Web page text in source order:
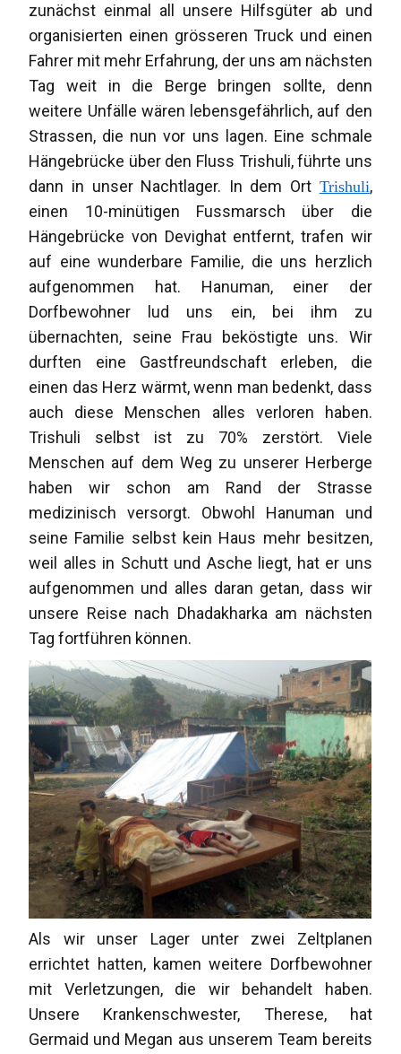
zunächst einmal all unsere Hilfsgüter ab und
organisierten einen grösseren Truck und einen
Fahrer mit mehr Erfahrung, der uns am nächsten
Tag weit in die Berge bringen sollte, denn
weitere Unfälle wären lebensgefährlich, auf den
Strassen, die nun vor uns lagen. Eine schmale
Hängebrücke über den Fluss Trishuli, führte uns
dann in unser Nachtlager. In dem Ort Trishuli,
einen 10-minütigen Fussmarsch über die
Hängebrücke von Devighat entfernt, trafen wir
auf eine wunderbare Familie, die uns herzlich
aufgenommen hat. Hanuman, einer der
Dorfbewohner lud uns ein, bei ihm zu
übernachten, seine Frau beköstigte uns. Wir
durften eine Gastfreundschaft erleben, die
einen das Herz wärmt, wenn man bedenkt, dass
auch diese Menschen alles verloren haben.
Trishuli selbst ist zu 70% zerstört. Viele
Menschen auf dem Weg zu unserer Herberge
haben wir schon am Rand der Strasse
medizinisch versorgt. Obwohl Hanuman und
seine Familie selbst kein Haus mehr besitzen,
weil alles in Schutt und Asche liegt, hat er uns
aufgenommen und alles daran getan, dass wir
unsere Reise nach Dhadakharka am nächsten
Tag fortführen können.
Als wir unser Lager unter zwei Zeltplanen
errichtet hatten, kamen weitere Dorfbewohner
mit Verletzungen, die wir behandelt haben.
Unsere Krankenschwester, Therese, hat
Germaid und Megan aus unserem Team bereits